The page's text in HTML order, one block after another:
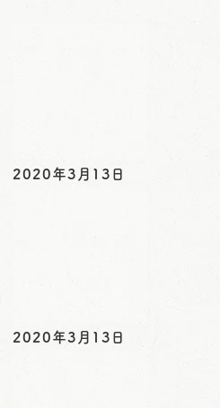
2020年3月13日
2020年3月13日